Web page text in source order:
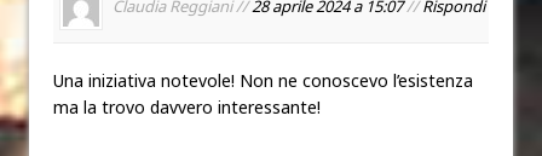
Claudia Reggiani //28 aprile 2024 a 15:07//Rispondi
Una iniziativa notevole! Non ne conoscevo l’esistenza
ma la trovo davvero interessante!